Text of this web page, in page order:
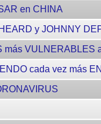
en CHINA
y JOHNNY
VULNERABLES
cada vez más